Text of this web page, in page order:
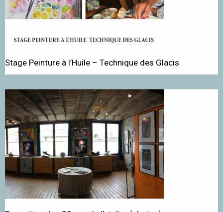
Stage Peinture à l’Huile – Technique des Glacis